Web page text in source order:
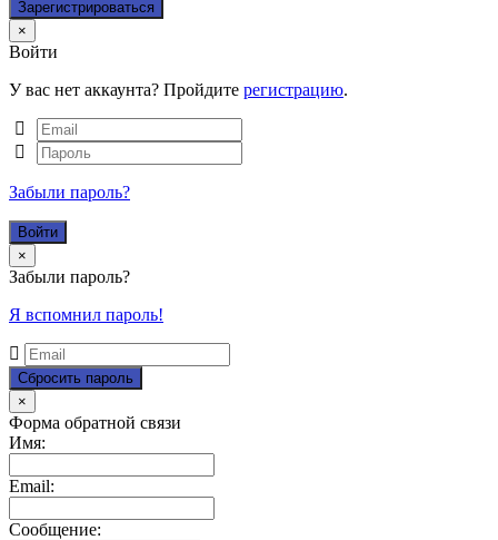
×
Войти
У вас нет аккаунта? Пройдите регистрацию.
Забыли пароль?
×
Забыли пароль?
Я вспомнил пароль!
×
Форма обратной связи
Имя:
Email:
Сообщение: